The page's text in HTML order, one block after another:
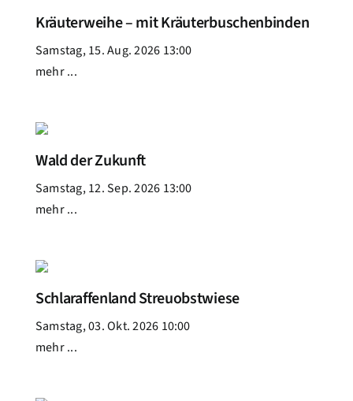
Kräuterweihe – mit Kräuterbuschenbinden
Samstag, 15. Aug. 2026 13:00
mehr ...
Wald der Zukunft
Samstag, 12. Sep. 2026 13:00
mehr ...
Schlaraffenland Streuobstwiese
Samstag, 03. Okt. 2026 10:00
mehr ...